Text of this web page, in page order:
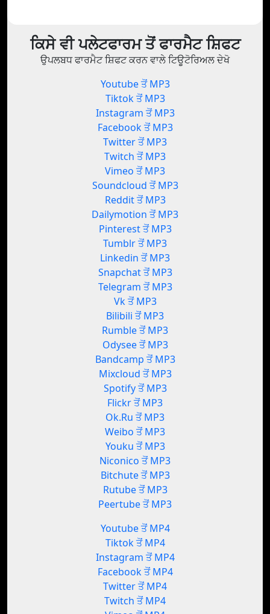
ਕਿਸੇ ਵੀ ਪਲੇਟਫਾਰਮ ਤੋਂ ਫਾਰਮੈਟ ਸ਼ਿਫਟ
ਉਪਲਬਧ ਫਾਰਮੈਟ ਸ਼ਿਫਟ ਕਰਨ ਵਾਲੇ ਟਿਊਟੋਰਿਅਲ ਦੇਖੋ
Youtube ਤੋਂ MP3
Tiktok ਤੋਂ MP3
Instagram ਤੋਂ MP3
Facebook ਤੋਂ MP3
Twitter ਤੋਂ MP3
Twitch ਤੋਂ MP3
Vimeo ਤੋਂ MP3
Soundcloud ਤੋਂ MP3
Reddit ਤੋਂ MP3
Dailymotion ਤੋਂ MP3
Pinterest ਤੋਂ MP3
Tumblr ਤੋਂ MP3
Linkedin ਤੋਂ MP3
Snapchat ਤੋਂ MP3
Telegram ਤੋਂ MP3
Vk ਤੋਂ MP3
Bilibili ਤੋਂ MP3
Rumble ਤੋਂ MP3
Odysee ਤੋਂ MP3
Bandcamp ਤੋਂ MP3
Mixcloud ਤੋਂ MP3
Spotify ਤੋਂ MP3
Flickr ਤੋਂ MP3
Ok.Ru ਤੋਂ MP3
Weibo ਤੋਂ MP3
Youku ਤੋਂ MP3
Niconico ਤੋਂ MP3
Bitchute ਤੋਂ MP3
Rutube ਤੋਂ MP3
Peertube ਤੋਂ MP3
Youtube ਤੋਂ MP4
Tiktok ਤੋਂ MP4
Instagram ਤੋਂ MP4
Facebook ਤੋਂ MP4
Twitter ਤੋਂ MP4
Twitch ਤੋਂ MP4